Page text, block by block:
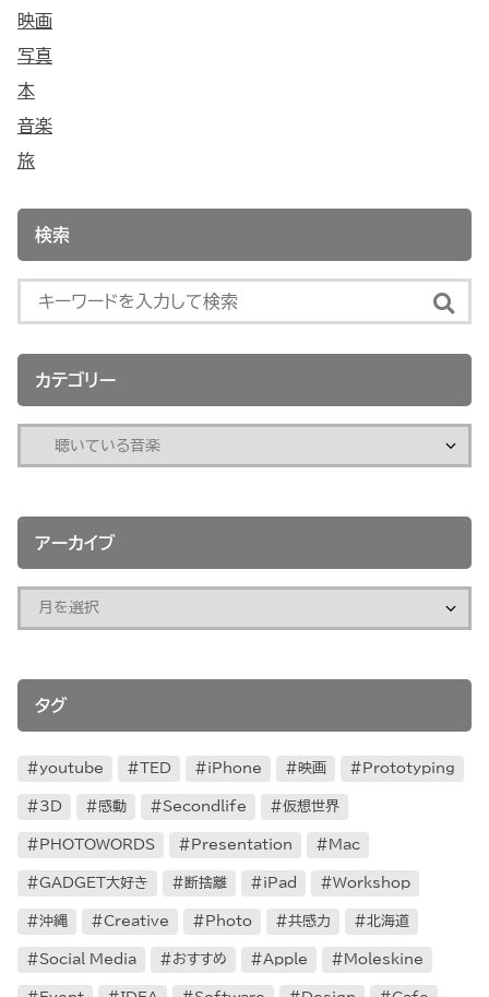
映画
写真
本
音楽
旅
検索
カテゴリー
アーカイブ
タグ
youtube TED iPhone 映画 Prototyping
3D 感動 Secondlife 仮想世界
PHOTOWORDS Presentation Mac
GADGET大好き 断捨離 iPad Workshop
沖縄 Creative Photo 共感力 北海道
Social Media おすすめ Apple Moleskine